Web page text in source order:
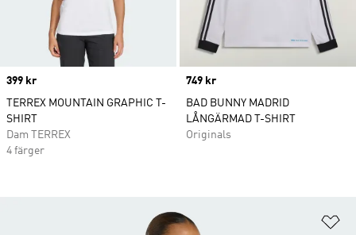
Price
399 kr
TERREX MOUNTAIN GRAPHIC T-
SHIRT
Dam TERREX
4 färger
Price
749 kr
BAD BUNNY MADRID
LÅNGÄRMAD T-SHIRT
Originals